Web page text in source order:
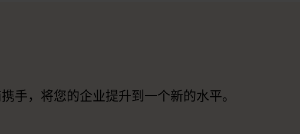
手，将您的企业提升到一个新的水平。